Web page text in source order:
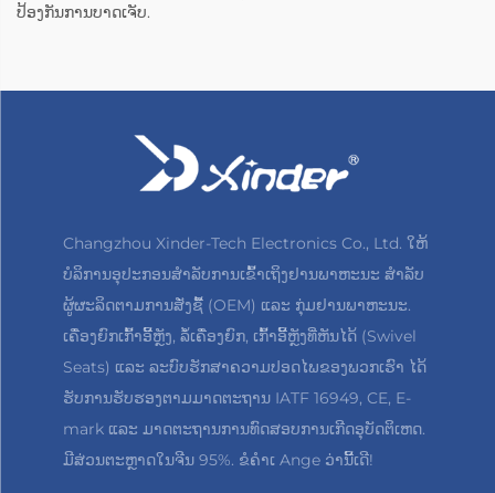
ປ້ອງກັນການບາດເຈັບ.
Changzhou Xinder-Tech Electronics Co., Ltd. ໃຫ້
ບໍລິການອຸປະກອນສຳລັບການເຂົ້າເຖິງຢານພາຫະນະ ສຳລັບ
ຜູ້ຜະລິດຕາມການສັ່ງຊື້ (OEM) ແລະ ກຸ່ມຢານພາຫະນະ.
ເຄື່ອງຍົກເກົ້າອີ້ຫຼັງ, ລໍ້ເຄື່ອງຍົກ, ເກົ້າອີ້ຫຼັງທີ່ຫັນໄດ້ (Swivel
Seats) ແລະ ລະບົບຮັກສາຄວາມປອດໄພຂອງພວກເຮົາ ໄດ້
ຮັບການຮັບຮອງຕາມມາດຕະຖານ IATF 16949, CE, E-
mark ແລະ ມາດຕະຖານການທົດສອບການເກີດອຸບັດຕິເຫດ.
ມີສ່ວນຕະຫຼາດໃນຈີນ 95%. ຂໍຄຳເ Ange ວ່ານີ້ເດີ!